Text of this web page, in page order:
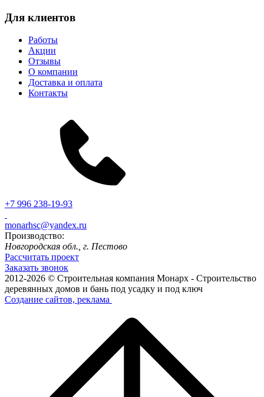
Для клиентов
Работы
Акции
Отзывы
О компании
Доставка и оплата
Контакты
+7 996 238-19-93
monarhsc@yandex.ru
Производство:
Новгородская обл., г. Пестово
Рассчитать проект
Заказать звонок
2012-2026 © Строительная компания Монарх - Строительство
деревянных домов и бань под усадку и под ключ
Создание сайтов, реклама